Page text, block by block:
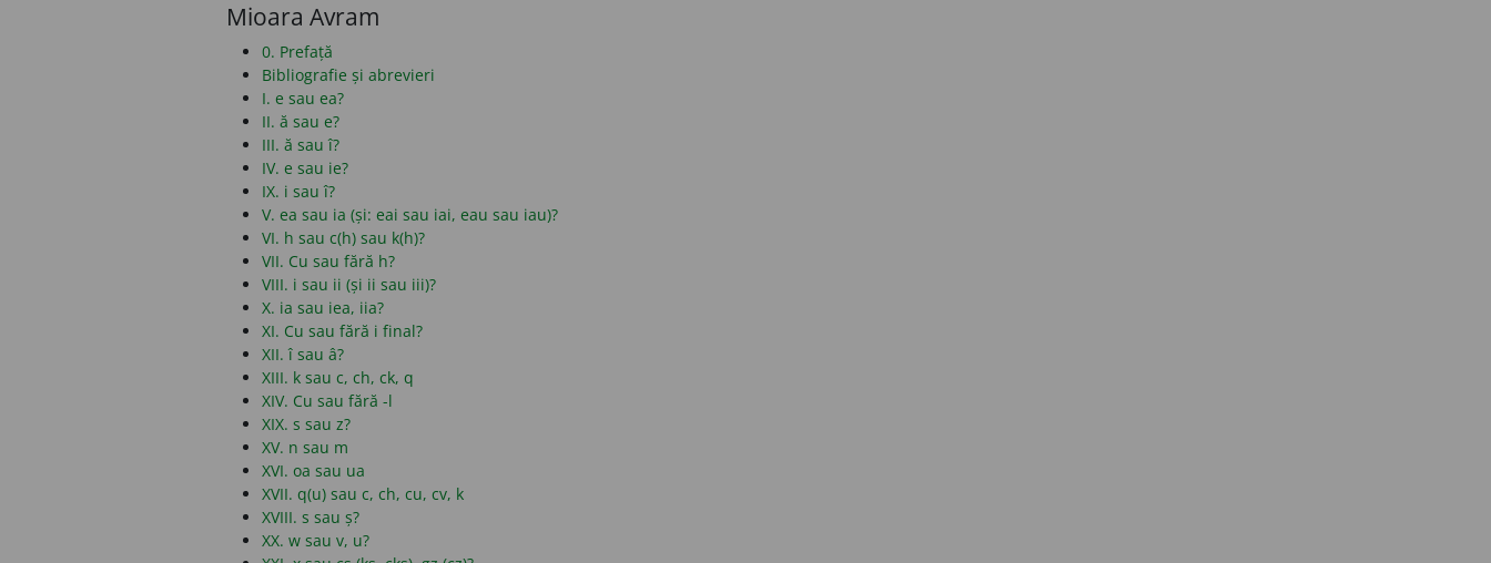
Mioara Avram
0. Prefață
Bibliografie și abrevieri
I. e sau ea?
II. ă sau e?
III. ă sau î?
IV. e sau ie?
IX. i sau î?
V. ea sau ia (și: eai sau iai, eau sau iau)?
VI. h sau c(h) sau k(h)?
VII. Cu sau fără h?
VIII. i sau ii (și ii sau iii)?
X. ia sau iea, iia?
XI. Cu sau fără i final?
XII. î sau â?
XIII. k sau c, ch, ck, q
XIV. Cu sau fără -l
XIX. s sau z?
XV. n sau m
XVI. oa sau ua
XVII. q(u) sau c, ch, cu, cv, k
XVIII. s sau ș?
XX. w sau v, u?